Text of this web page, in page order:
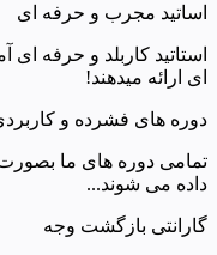
اساتید مجرب و حرفه ای
استاتید کاربلد و حرفه
ای ارائه میدهند!
دوره های فشرده و
تمامی دوره های ما
داده می شوند...
گارانتی بازگشت وجه